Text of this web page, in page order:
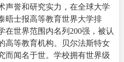
声誉和研究实力，在全球大学
晤士报高等教育世界大学排
在世界范围内名列200强，被认
高等教育机构。
贝尔法斯特女
而闻名于世。学校拥有世界级